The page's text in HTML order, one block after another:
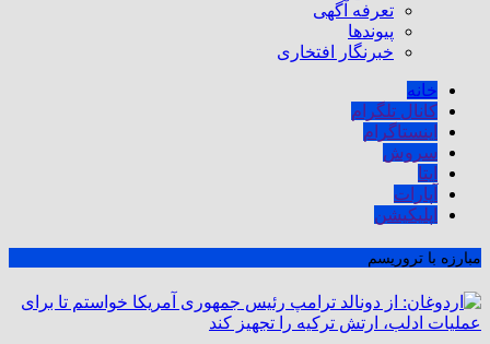
تعرفه آگهی
پیوندها
خبرنگار افتخاری
خانه
کانال تلگرام
اینستاگرام
سروش
ایتا
آپارات
اپلیکیشن
مبارزه با تروریسم